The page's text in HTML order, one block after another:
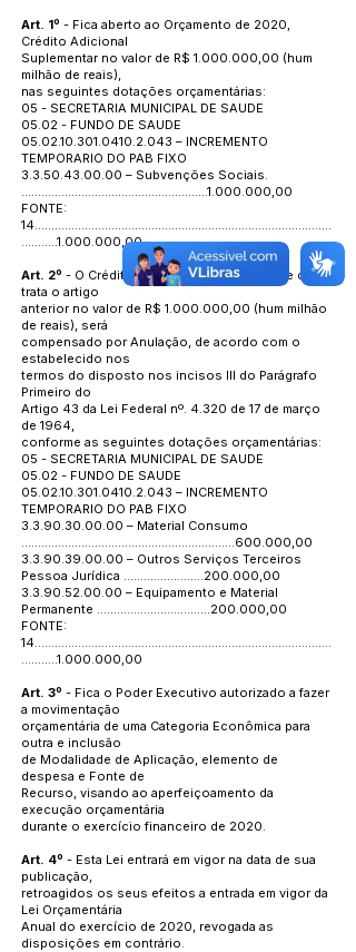
Art. 1º - Fica aberto ao Orçamento de 2020,
Crédito Adicional
Suplementar no valor de R$ 1.000.000,00 (hum
milhão de reais),
nas seguintes dotações orçamentárias:
05 - SECRETARIA MUNICIPAL DE SAUDE
05.02 - FUNDO DE SAUDE
05.02.10.301.0410.2.043 – INCREMENTO
TEMPORARIO DO PAB FIXO
3.3.50.43.00.00 – Subvenções Sociais.
........................................................1.000.000,00
FONTE:
14.........................................................................................
...........1.000.000,00
Art. 2º - O Crédito Adicional Suplementar de que
trata o artigo
anterior no valor de R$ 1.000.000,00 (hum milhão
de reais), será
compensado por Anulação, de acordo com o
estabelecido nos
termos do disposto nos incisos III do Parágrafo
Primeiro do
Artigo 43 da Lei Federal nº. 4.320 de 17 de março
de 1964,
conforme as seguintes dotações orçamentárias:
05 - SECRETARIA MUNICIPAL DE SAUDE
05.02 - FUNDO DE SAUDE
05.02.10.301.0410.2.043 – INCREMENTO
TEMPORARIO DO PAB FIXO
3.3.90.30.00.00 – Material Consumo
................................................................600.000,00
3.3.90.39.00.00 – Outros Serviços Terceiros
Pessoa Jurídica ........................200.000,00
3.3.90.52.00.00 – Equipamento e Material
Permanente ..................................200.000,00
FONTE:
14.........................................................................................
...........1.000.000,00
Art. 3º - Fica o Poder Executivo autorizado a fazer
a movimentação
orçamentária de uma Categoria Econômica para
outra e inclusão
de Modalidade de Aplicação, elemento de
despesa e Fonte de
Recurso, visando ao aperfeiçoamento da
execução orçamentária
durante o exercício financeiro de 2020.
Art. 4º - Esta Lei entrará em vigor na data de sua
publicação,
retroagidos os seus efeitos a entrada em vigor da
Lei Orçamentária
Anual do exercício de 2020, revogada as
disposições em contrário.